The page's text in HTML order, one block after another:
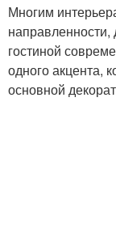
Многим
направленности,
гостиной
одного акцента,
основной